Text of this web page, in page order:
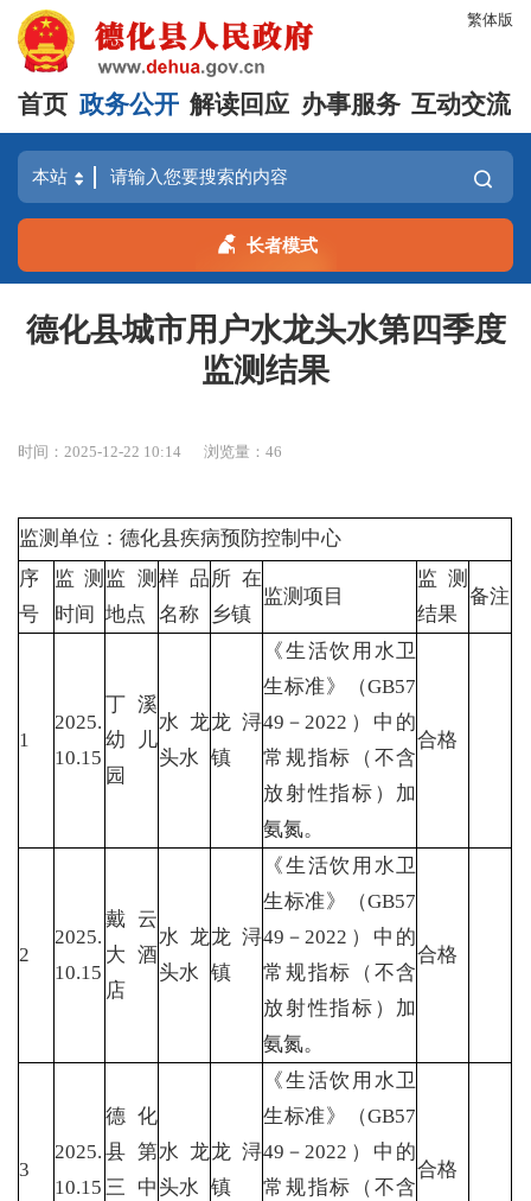
繁体版
首页 政务公开 解读回应 办事服务 互动交流
长者模式
德化县城市用户水龙头水第四季度
监测结果
时间：2025-12-22 10:14 浏览量：46
监测单位：德化县疾病预防控制中心
序
号
监测
时间
监测
地点
样品
名称
所在
乡镇
监测项目
监测
结果
备注
1
2025.
10.15
丁溪
幼儿
园
水龙
头水
龙浔
镇
《生活饮用水卫
生标准》（GB57
49－2022）中的
常规指标（不含
放射性指标）加
氨氮。
合格
2
2025.
10.15
戴云
大酒
店
水龙
头水
龙浔
镇
《生活饮用水卫
生标准》（GB57
49－2022）中的
常规指标（不含
放射性指标）加
氨氮。
合格
3
2025.
10.15
德化
县第
三中
水龙
头水
龙浔
镇
《生活饮用水卫
生标准》（GB57
49－2022）中的
常规指标（不含
合格